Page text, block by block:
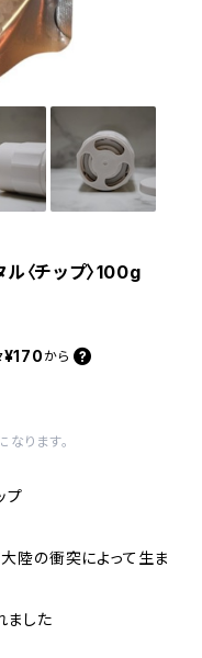
〈チップ〉100g
¥170 から
ります。
プ
陸の衝突によって生ま
ました